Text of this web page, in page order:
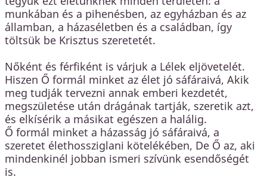
munkában és a pihenésben, az egyházban és az
államban, a házaséletben és a családban, így
töltsük be Krisztus szeretetét.
Nőként és férfiként is várjuk a Lélek eljövetelét.
Hiszen Ő formál minket az élet jó sáfáraivá, Akik
meg tudják tervezni annak emberi kezdetét,
megszületése után drágának tartják, szeretik azt,
és elkísérik a másikat egészen a halálig.
Ő formál minket a házasság jó sáfáraivá, a
szeretet élethossziglani kötelékében, De Ő az, aki
mindenkinél jobban ismeri szívünk esendőségét
is.